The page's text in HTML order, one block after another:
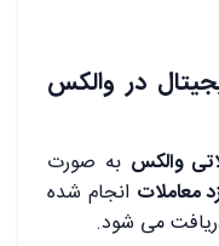
در والکس
والکس به صورت
معاملات انجام شده